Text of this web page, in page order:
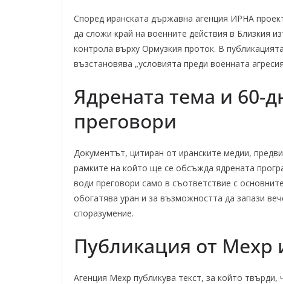
Според иранската държавна агенция ИРНА
да сложи край на военните действия в Близкия
контрола върху Ормузкия проток. В
възстановява „условията преди военната
Ядрената тема и 60-
преговори
Документът, цитиран от иранските медии,
рамките на който ще се обсъжда ядрената
води преговори само в съответствие с
обогатява уран и за възможността да запази
споразумение.
Публикация от Мехр
Агенция Мехр публикува текст, за който